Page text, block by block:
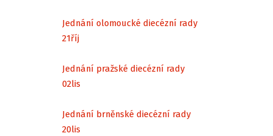
Jednání olomoucké diecézní rady
21říj
Jednání pražské diecézní rady
02lis
Jednání brněnské diecézní rady
20lis